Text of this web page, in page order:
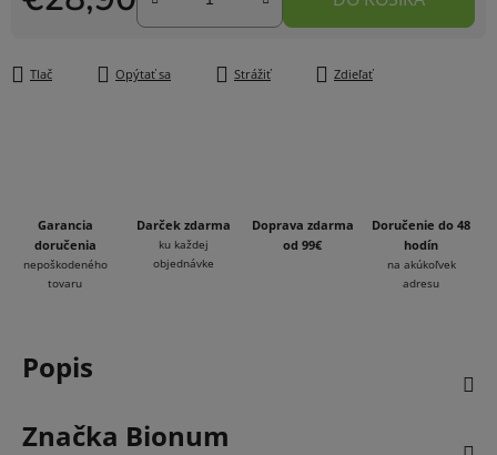
Jednotková cena:
Tlač Opýtať sa Strážiť Zdieľať
Garancia
doručenia
nepoškodeného
tovaru
Darček zdarma
ku každej
objednávke
Doprava zdarma
od 99€
Doručenie do 48
hodín
na akúkoľvek
adresu
Popis
Značka Bionum